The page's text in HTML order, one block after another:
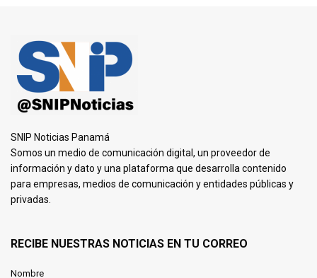
SNIP Noticias Panamá
Somos un medio de comunicación digital, un proveedor de
información y dato y una plataforma que desarrolla contenido
para empresas, medios de comunicación y entidades públicas y
privadas.
RECIBE NUESTRAS NOTICIAS EN TU CORREO
Nombre